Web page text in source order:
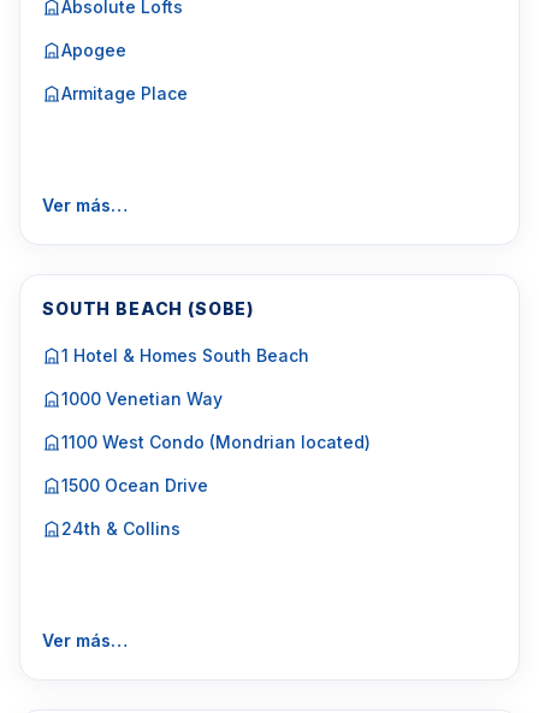
Absolute Lofts
Apogee
Armitage Place
Ver más…
SOUTH BEACH (SOBE)
1 Hotel & Homes South Beach
1000 Venetian Way
1100 West Condo (Mondrian located)
1500 Ocean Drive
24th & Collins
Ver más…